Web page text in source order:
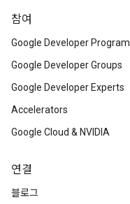
참여
Google Developer Program
Google Developer Groups
Google Developer Experts
Accelerators
Google Cloud & NVIDIA
연결
블로그